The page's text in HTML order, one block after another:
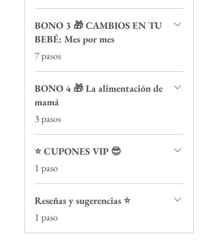
BONO 3 🎁 CAMBIOS EN TU
BEBÉ: Mes por mes
.
7 pasos
BONO 4 🎁 La alimentación de
mamá
.3 pasos
⭐️ CUPONES VIP 😎
.1 paso
Reseñas y sugerencias ⭐️
.1 paso